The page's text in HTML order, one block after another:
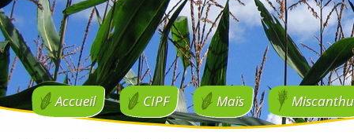
Accueil CIPF Maïs